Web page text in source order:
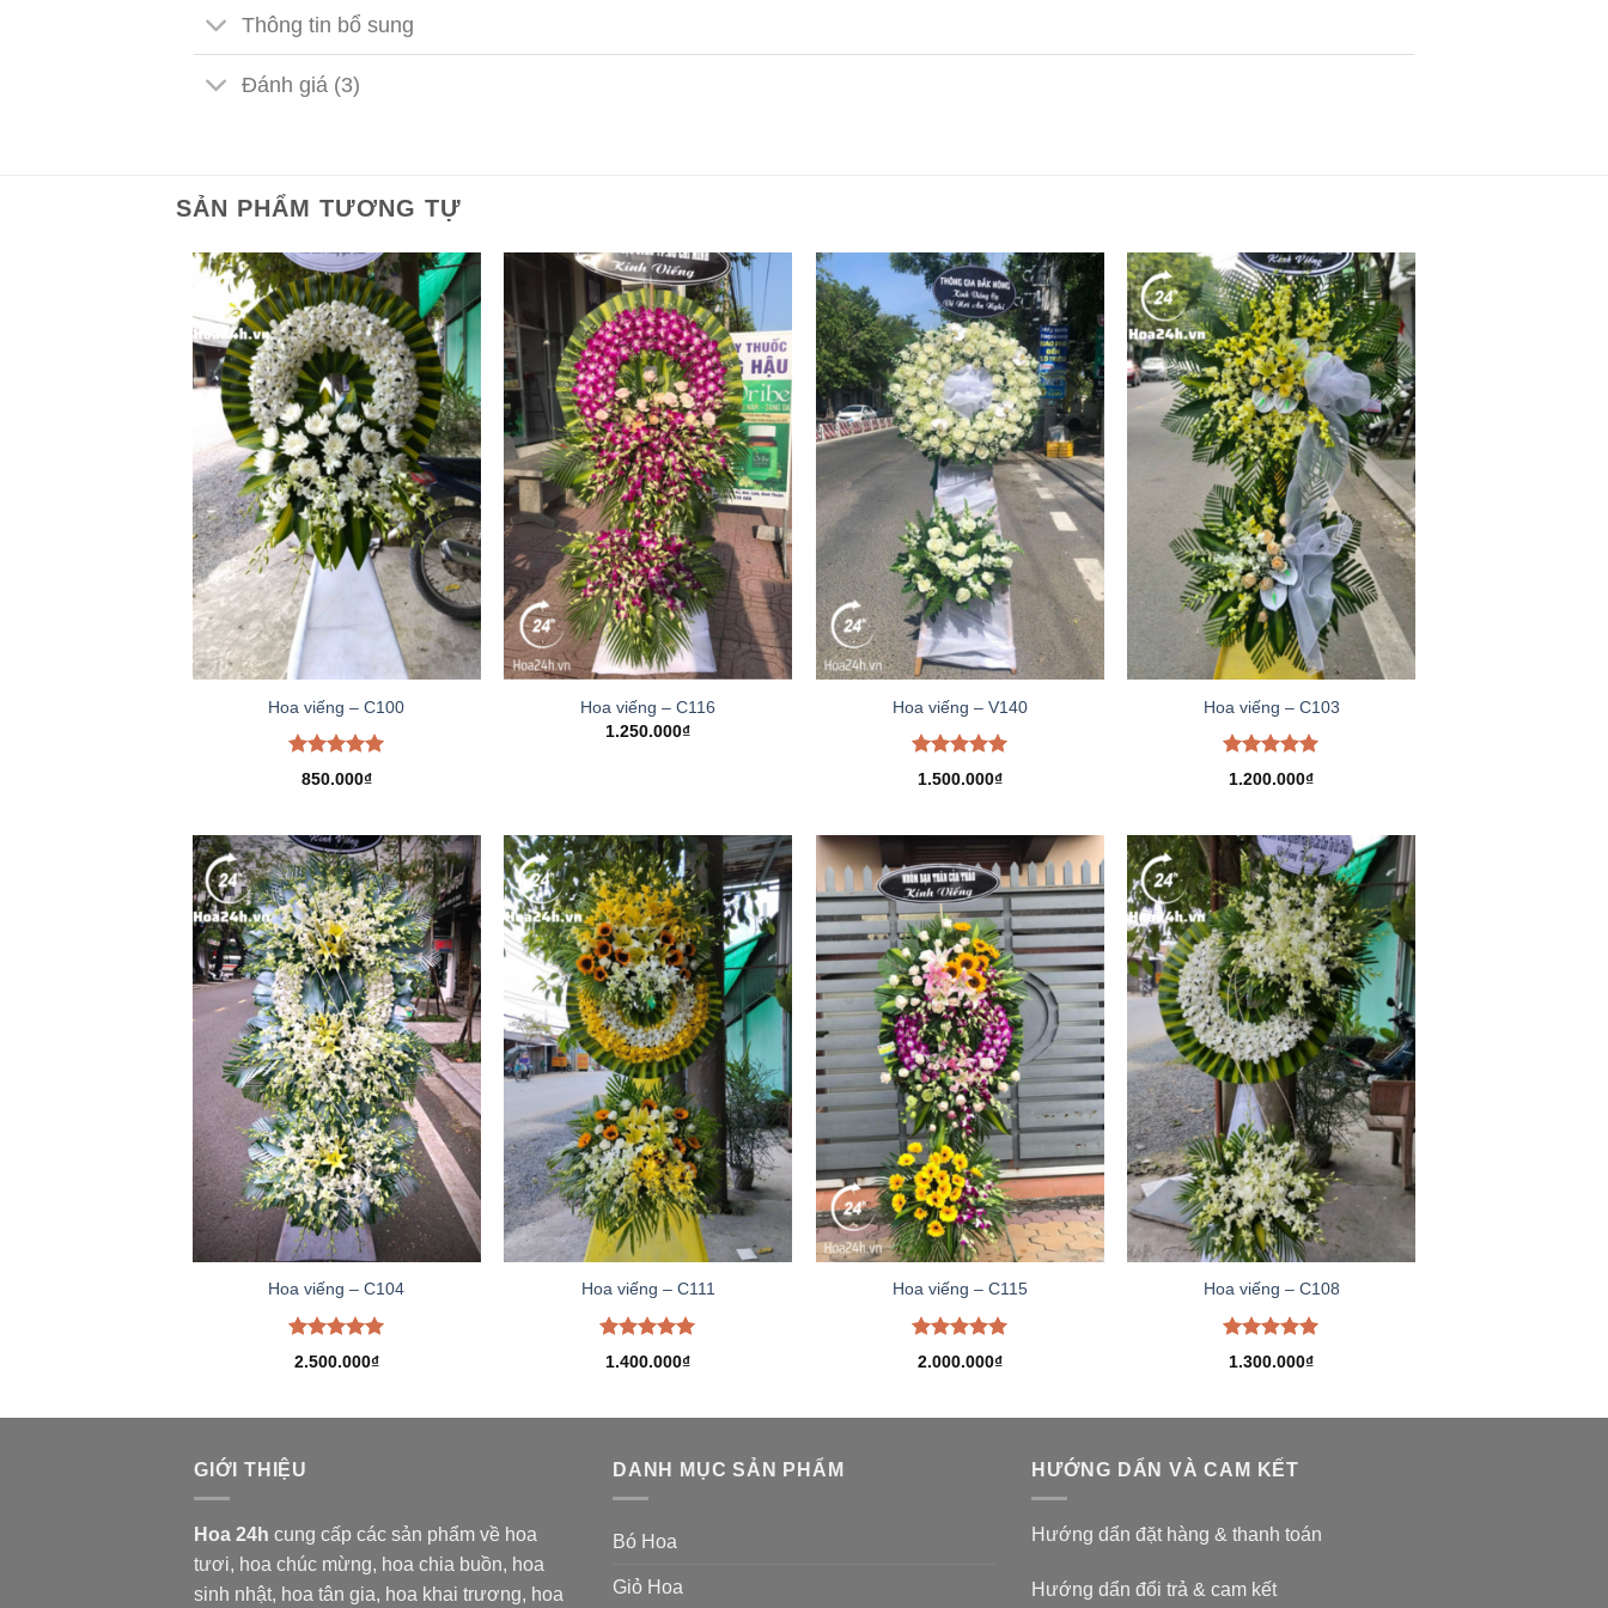
Thông tin bổ sung
Đánh giá (3)
SẢN PHẨM TƯƠNG TỰ
Hoa viếng – C100
Được xếp
hạng5.00
850.000₫
Hoa viếng – C116
1.250.000₫
Hoa viếng – V140
Được xếp
hạng5.00
1.500.000₫
Hoa viếng – C103
Được xếp
hạng5.00
1.200.000₫
Hoa viếng – C104
Được xếp
hạng5.00
2.500.000₫
Hoa viếng – C111
Được xếp
hạng5.00
1.400.000₫
Hoa viếng – C115
Được xếp
hạng5.00
2.000.000₫
Hoa viếng – C108
Được xếp
hạng5.00
1.300.000₫
GIỚI THIỆU
Hoa 24h cung cấp các sản phẩm về hoa
tươi, hoa chúc mừng, hoa chia buồn, hoa
sinh nhật, hoa tân gia, hoa khai trương, hoa
DANH MỤC SẢN PHẨM
Bó Hoa
Giỏ Hoa
HƯỚNG DẨN VÀ CAM KẾT
Hướng dẩn đặt hàng & thanh toán
Hướng dẩn đổi trả & cam kết